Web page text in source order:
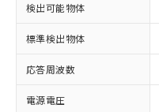
検出可能物体
標準検出物体
応答周波数
電源電圧